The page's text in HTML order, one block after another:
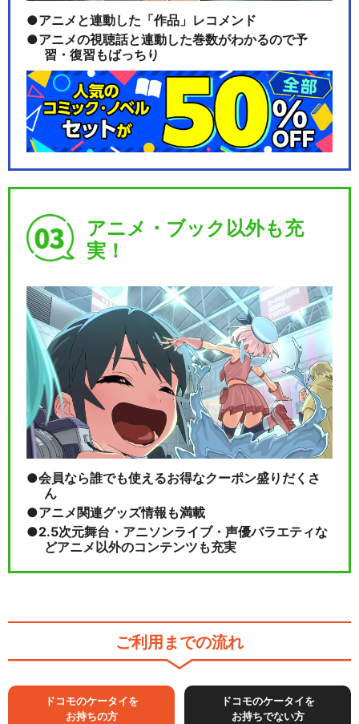
アニメと連動した「作品」レコメンド
アニメの視聴話と連動した巻数がわかるので予
習・復習もばっちり
アニメ・ブック以外も充
実！
会員なら誰でも使えるお得なクーポン盛りだくさ
ん
アニメ関連グッズ情報も満載
2.5次元舞台・アニソンライブ・声優バラエティな
どアニメ以外のコンテンツも充実
ご利用までの流れ
ドコモのケータイを
お持ちの方
ドコモのケータイを
お持ちでない方